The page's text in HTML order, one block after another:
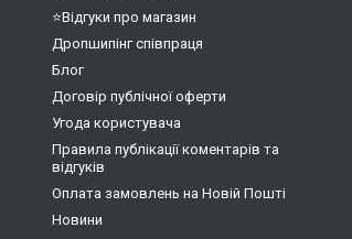
⭐Відгуки про магазин
Дропшипінг співпраця
Блог
Договір публічної оферти
Угода користувача
Правила публікації коментарів та
відгуків
Оплата замовлень на Новій Пошті
Новини